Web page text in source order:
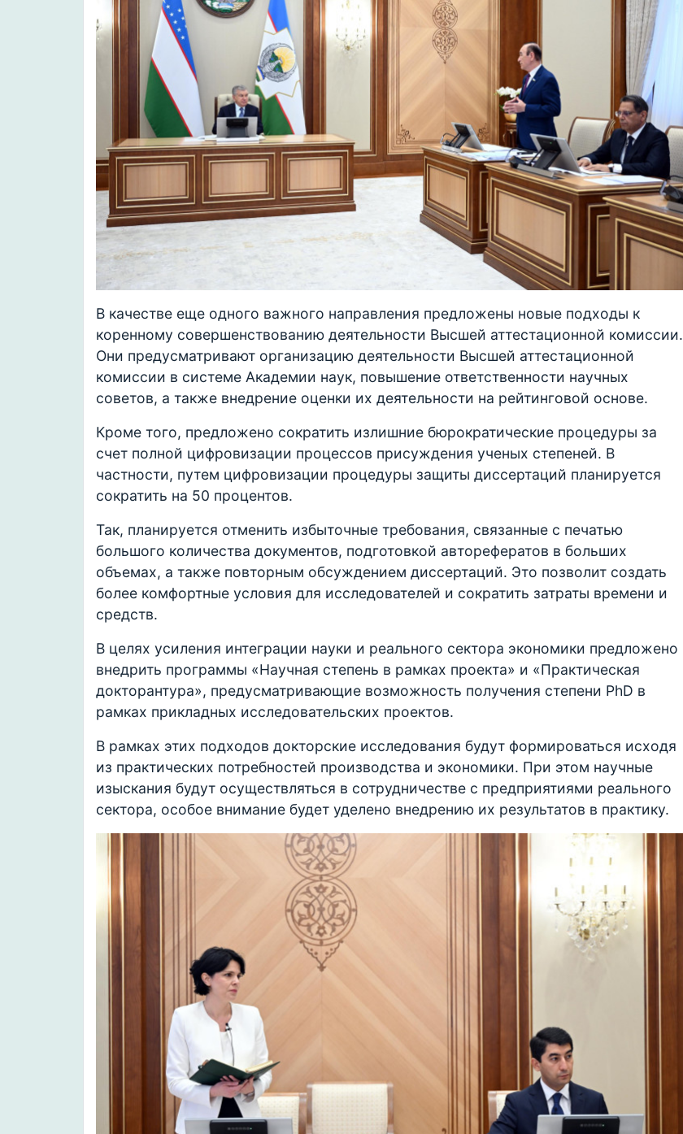
В качестве еще одного важного направления предложены новые подходы к
коренному совершенствованию деятельности Высшей аттестационной комиссии.
Они предусматривают организацию деятельности Высшей аттестационной
комиссии в системе Академии наук, повышение ответственности научных
советов, а также внедрение оценки их деятельности на рейтинговой основе.
Кроме того, предложено сократить излишние бюрократические процедуры за
счет полной цифровизации процессов присуждения ученых степеней. В
частности, путем цифровизации процедуры защиты диссертаций планируется
сократить на 50 процентов.
Так, планируется отменить избыточные требования, связанные с печатью
большого количества документов, подготовкой авторефератов в больших
объемах, а также повторным обсуждением диссертаций. Это позволит создать
более комфортные условия для исследователей и сократить затраты времени и
средств.
В целях усиления интеграции науки и реального сектора экономики предложено
внедрить программы «Научная степень в рамках проекта» и «Практическая
докторантура», предусматривающие возможность получения степени PhD в
рамках прикладных исследовательских проектов.
В рамках этих подходов докторские исследования будут формироваться исходя
из практических потребностей производства и экономики. При этом научные
изыскания будут осуществляться в сотрудничестве с предприятиями реального
сектора, особое внимание будет уделено внедрению их результатов в практику.